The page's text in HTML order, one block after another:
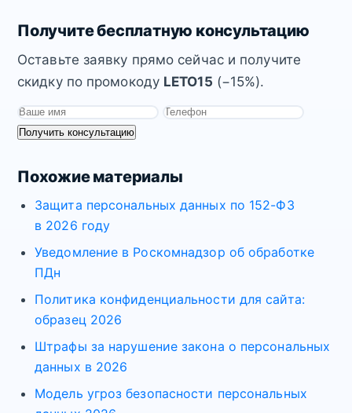
Получите бесплатную консультацию
Оставьте заявку прямо сейчас и получите
скидку по промокоду LETO15 (−15%).
Получить консультацию
Похожие материалы
Защита персональных данных по 152-ФЗ
в 2026 году
Уведомление в Роскомнадзор об обработке
ПДн
Политика конфиденциальности для сайта:
образец 2026
Штрафы за нарушение закона о персональных
данных в 2026
Модель угроз безопасности персональных